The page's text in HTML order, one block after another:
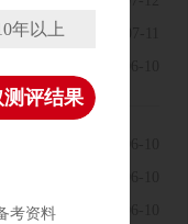
年以上
测评结果
考资料